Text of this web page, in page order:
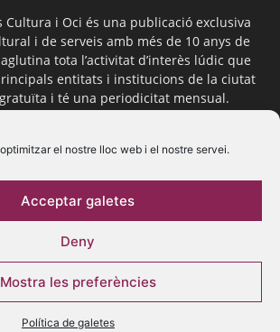
el nostre lloc web i el nostre servei.
Acceptar galetes
Deny
Mostra les preferències
Política de galetes
Cultura i Oci és una publicació exclusiva
i de serveis amb més de 10 anys de
tota l’activitat d’interès lúdic que
entitats i institucions de la ciutat
i té una periodicitat mensual.
Segueix-nos
Guia de Reus | Creada per Be Marketing